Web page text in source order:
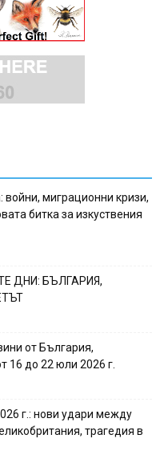
миграционни кризи,
битка за изкуствения
ДНИ: БЪЛГАРИЯ,
от България,
16 до 22 юли 2026 г.
г.: нови удари между
трагедия в